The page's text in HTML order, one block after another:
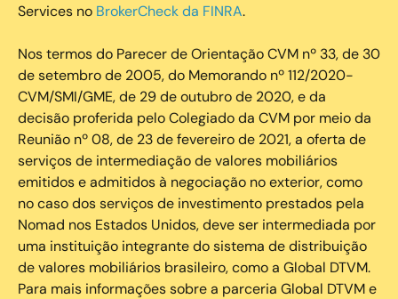
Services no BrokerCheck da FINRA.
Nos termos do Parecer de Orientação CVM nº 33, de 30
de setembro de 2005, do Memorando nº 112/2020-
CVM/SMI/GME, de 29 de outubro de 2020, e da
decisão proferida pelo Colegiado da CVM por meio da
Reunião nº 08, de 23 de fevereiro de 2021, a oferta de
serviços de intermediação de valores mobiliários
emitidos e admitidos à negociação no exterior, como
no caso dos serviços de investimento prestados pela
Nomad nos Estados Unidos, deve ser intermediada por
uma instituição integrante do sistema de distribuição
de valores mobiliários brasileiro, como a Global DTVM.
Para mais informações sobre a parceria Global DTVM e